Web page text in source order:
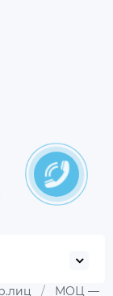
/ МОЦ —